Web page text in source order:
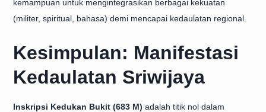
kemampuan untuk mengintegrasikan berbagai kekuatan
(militer, spiritual, bahasa) demi mencapai kedaulatan regional.
Kesimpulan: Manifestasi
Kedaulatan Sriwijaya
Inskripsi Kedukan Bukit (683 M) adalah titik nol dalam